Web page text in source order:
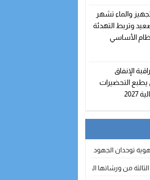
والماء تشهر
وتربط التهدئة
الأساسي
الإنفاق
التحضيرات
2027
توحدان الجهود لتطوير الممارسة الكروية بجهة
من ورشاتها الدولية: تكوين متخصص في التراث